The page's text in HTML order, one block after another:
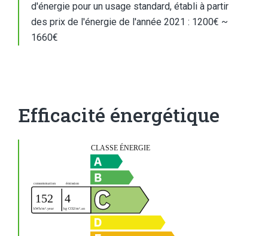
d'énergie pour un usage standard, établi à partir
des prix de l'énergie de l'année 2021 : 1200€ ~
1660€
Efficacité énergétique